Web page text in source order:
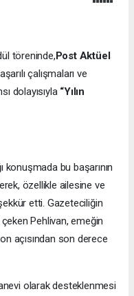
töreninde,Post Aktüel
çalışmaları ve
dolayısıyla “Yılın
konuşmada bu başarının
özellikle ailesine ve
etti. Gazeteciliğin
Pehlivan, emeğin
açısından son derece
olarak desteklenmesi